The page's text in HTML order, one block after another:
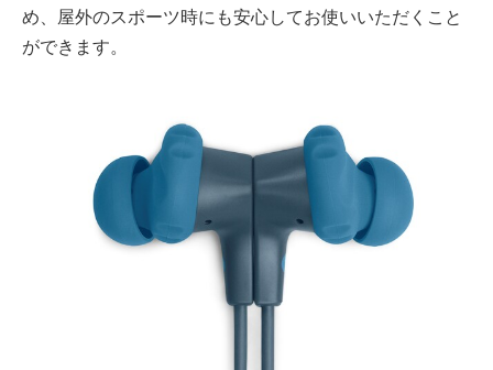
め、屋外のスポーツ時にも安心してお使いいただくこと
ができます。